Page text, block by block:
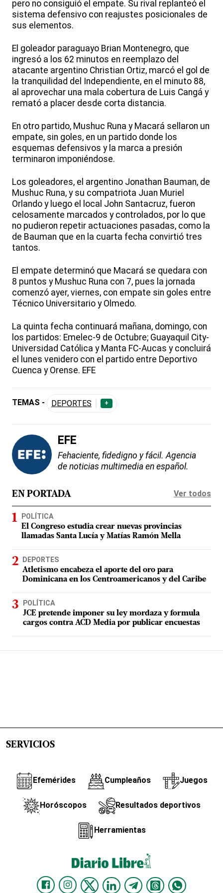
pero no consiguió el empate. Su rival replanteó el
sistema defensivo con reajustes posicionales de
sus elementos.
El goleador paraguayo Brian Montenegro, que
ingresó a los 62 minutos en reemplazo del
atacante argentino Christian Ortiz, marcó el gol de
la tranquilidad del Independiente, en el minuto 88,
al aprovechar una mala cobertura de Luis Cangá y
remató a placer desde corta distancia.
En otro partido, Mushuc Runa y Macará sellaron un
empate, sin goles, en un partido donde los
esquemas defensivos y la marca a presión
terminaron imponiéndose.
Los goleadores, el argentino Jonathan Bauman, de
Mushuc Runa, y su compatriota Juan Muriel
Orlando y luego el local John Santacruz, fueron
celosamente marcados y controlados, por lo que
no pudieron repetir actuaciones pasadas, como la
de Bauman que en la cuarta fecha convirtió tres
tantos.
El empate determinó que Macará se quedara con
8 puntos y Mushuc Runa con 7, pues la jornada
comenzó ayer, viernes, con empate sin goles entre
Técnico Universitario y Olmedo.
La quinta fecha continuará mañana, domingo, con
los partidos: Emelec-9 de Octubre; Guayaquil City-
Universidad Católica y Manta FC-Aucas y concluirá
el lunes venidero con el partido entre Deportivo
Cuenca y Orense. EFE
TEMAS - DEPORTES +
EFE
Fehaciente, fidedigno y fácil. Agencia
de noticias multimedia en español.
EN PORTADA Ver todos
POLÍTICA
El Congreso estudia crear nuevas provincias
llamadas Santa Lucía y Matías Ramón Mella
DEPORTES
Atletismo encabeza el aporte del oro para
Dominicana en los Centroamericanos y del Caribe
POLÍTICA
JCE pretende imponer su ley mordaza y formula
cargos contra ACD Media por publicar encuestas
SERVICIOS
Efemérides Cumpleaños Juegos
Horóscopos Resultados deportivos
Herramientas